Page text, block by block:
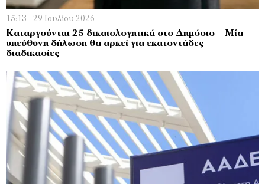
15:13 - 29 Ιουλίου 2026
Καταργούνται 25 δικαιολογητικά στο Δημόσιο – Μία
υπεύθυνη δήλωση θα αρκεί για εκατοντάδες
διαδικασίες